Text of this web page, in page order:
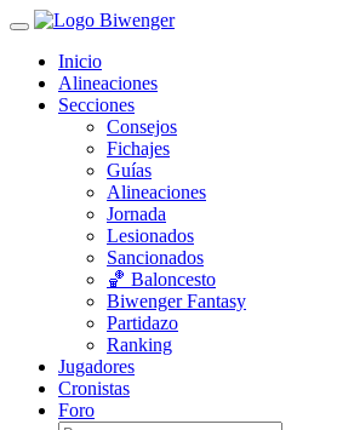
Inicio
Alineaciones
Secciones
Consejos
Fichajes
Guías
Alineaciones
Jornada
Lesionados
Sancionados
🏀 Baloncesto
Biwenger Fantasy
Partidazo
Ranking
Jugadores
Cronistas
Foro